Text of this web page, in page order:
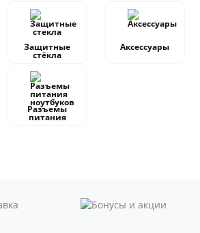
Защитные
стёкла
Аксессуары
Разъемы
питания